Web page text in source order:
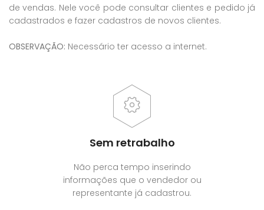
de vendas. Nele você pode consultar clientes e pedido já
cadastrados e fazer cadastros de novos clientes.
OBSERVAÇÃO: Necessário ter acesso a internet.
Sem retrabalho
Não perca tempo inserindo
informações que o vendedor ou
representante já cadastrou.